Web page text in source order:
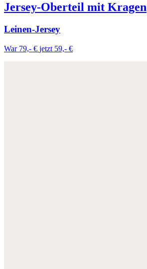
Jersey-Oberteil mit Kragen
Leinen-Jersey
War 79,- € jetzt 59,- €